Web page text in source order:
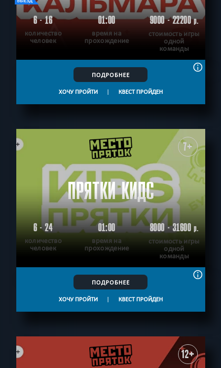
6 - 16
количество
человек
01:00
время на
прохождение
9000 - 22200р.
стоимость игры
одной
команды
ПОДРОБНЕЕ
ХОЧУ ПРОЙТИ | КВЕСТ ПРОЙДЕН
7+
ПРЯТКИ КИДС
6 - 24
количество
человек
01:00
время на
прохождение
8000 - 31600р.
стоимость игры
одной
команды
ПОДРОБНЕЕ
ХОЧУ ПРОЙТИ | КВЕСТ ПРОЙДЕН
12+